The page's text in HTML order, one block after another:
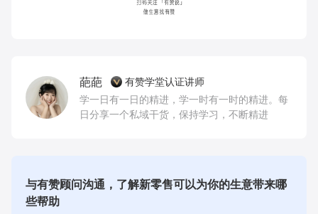
葩葩
有赞学堂认证讲师
学一日有一日的精进，学一时有一时的精进。每
日分享一个私域干货，保持学习，不断精进
与有赞顾问沟通，了解新零售可以为你的生意带来哪
些帮助